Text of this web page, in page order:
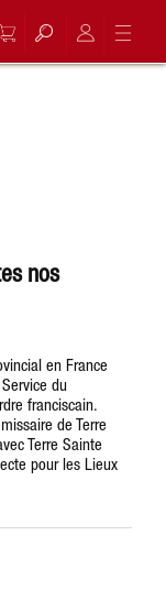
nos
en France
du
franciscain.
de Terre
Terre Sainte
pour les Lieux